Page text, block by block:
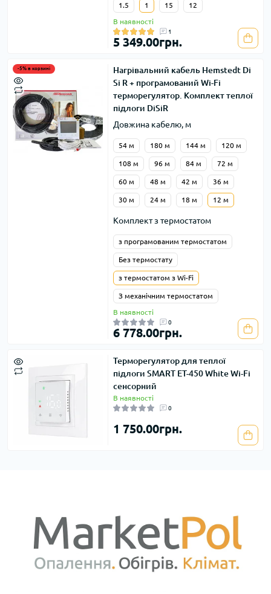
1.5 1 15 12
В наявності
1
5 349.00грн.
-5% в корзині
Нагрівальний кабель Hemstedt Di
Si R + програмований Wi-Fi
терморегулятор. Комплект теплої
підлоги DiSiR
Довжина кабелю, м
54 м 180 м 144 м 120 м
108 м 96 м 84 м 72 м
60 м 48 м 42 м 36 м
30 м 24 м 18 м 12 м
Комплект з термостатом
з програмованим термостатом
Без термостату
з термостатом з Wi-Fi
З механічним термостатом
В наявності
0
6 778.00грн.
Терморегулятор для теплої
підлоги SMART ET-450 White Wi-Fi
сенсорний
В наявності
0
1 750.00грн.